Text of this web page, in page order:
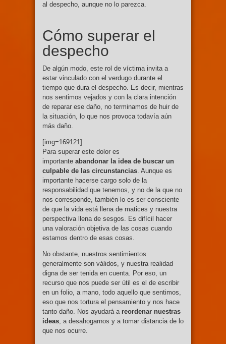
al despecho, aunque no lo parezca.
Cómo superar el
despecho
De algún modo, este rol de víctima invita a
estar vinculado con el verdugo durante el
tiempo que dura el despecho. Es decir, mientras
nos sentimos vejados y con la clara intención
de reparar ese daño, no terminamos de huir de
la situación, lo que nos provoca todavía aún
más daño.
[img=169121]
Para superar este dolor es
importante abandonar la idea de buscar un
culpable de las circunstancias . Aunque es
importante hacerse cargo solo de la
responsabilidad que tenemos, y no de la que no
nos corresponde, también lo es ser consciente
de que la vida está llena de matices y nuestra
perspectiva llena de sesgos. Es difícil hacer
una valoración objetiva de las cosas cuando
estamos dentro de esas cosas.
No obstante, nuestros sentimientos
generalmente son válidos, y nuestra realidad
digna de ser tenida en cuenta. Por eso, un
recurso que nos puede ser útil es el de escribir
en un folio, a mano, todo aquello que sentimos,
eso que nos tortura el pensamiento y nos hace
tanto daño. Nos ayudará a reordenar nuestras
ideas , a desahogarnos y a tomar distancia de lo
que nos ocurre.